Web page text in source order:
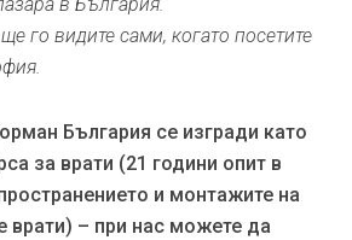
го видите сами, когато посетите
България се изгради като
за врати (21 години опит в
и монтажите на
врати) – при нас можете да